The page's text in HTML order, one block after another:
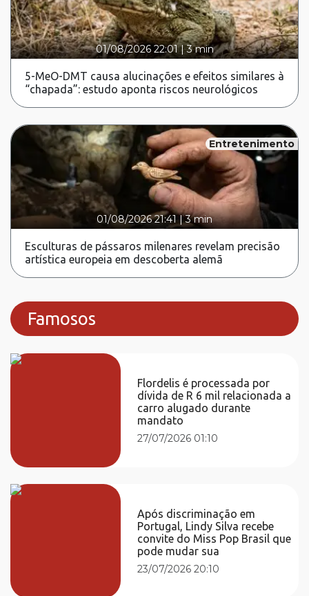
01/08/2026 22:01|3 min
5-MeO-DMT causa alucinações e efeitos similares à
“chapada”: estudo aponta riscos neurológicos
Entretenimento
01/08/2026 21:41 |3 min
Esculturas de pássaros milenares revelam precisão
artística europeia em descoberta alemã
Famosos
Flordelis é processada por
dívida de R 6 mil relacionada a
carro alugado durante
mandato
27/07/2026 01:10
Após discriminação em
Portugal, Lindy Silva recebe
convite do Miss Pop Brasil que
pode mudar sua
23/07/2026 20:10